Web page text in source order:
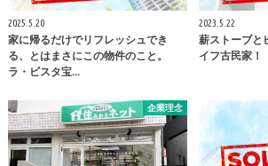
2025.5.20
家に帰るだけでリフレッシュでき
る、とはまさにこの物件のこと。
ラ・ビスタ宝…
2023.5.22
薪ストーブと
イフ古民家！
企業理念